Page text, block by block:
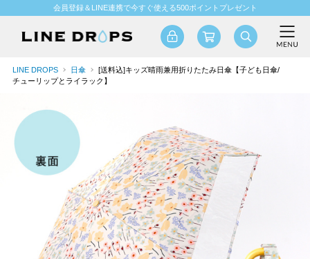
会員登録＆LINE連携で今すぐ使える500ポイントプレゼント
LINE DROPS 日傘
[送料込]キッズ晴雨兼用折りたたみ日傘【子ども日傘/
チューリップとライラック】